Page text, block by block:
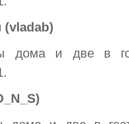
дома и две в